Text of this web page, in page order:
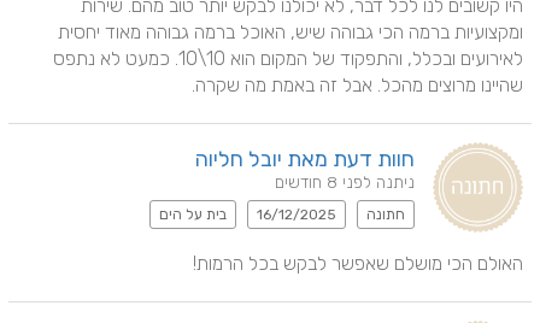
שהיינו מרוצים מהכל. אבל זה באמת מה שקרה.
חוות דעת מאת יובל חליוה
ניתנה לפני 8 חודשים
חתונה 16/12/2025 בית על הים
האולם הכי מושלם שאפשר לבקש בכל הרמות!